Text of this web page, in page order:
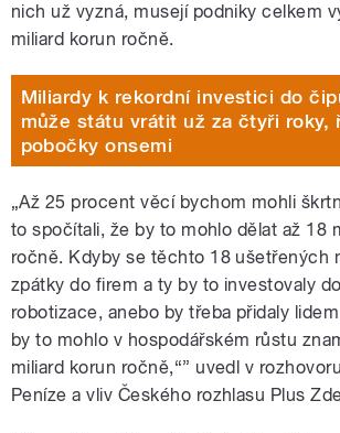
nich už vyzná, musejí podniky celkem
miliard korun ročně.
Miliardy k rekordní investici do
může státu vrátit už za čtyři roky,
pobočky onsemi
„Až 25 procent věcí bychom mohli
to spočítali, že by to mohlo dělat až 18
ročně. Kdyby se těchto 18 ušetřených
zpátky do firem a ty by to investovaly
robotizace, anebo by třeba přidaly
by to mohlo v hospodářském růstu
miliard korun ročně,“” uvedl v
Peníze a vliv Českého rozhlasu Plus